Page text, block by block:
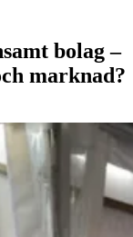
bolag –
marknad?